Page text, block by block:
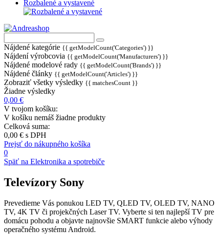
Rozbalené a vystavené
Nájdené kategórie {{ getModelCount('Categories') }}
Nájdení výrobcovia {{ getModelCount('Manufacturers') }}
Nájdené modelové rady {{ getModelCount('Brands') }}
Nájdené články {{ getModelCount('Articles') }}
Zobraziť všetky výsledky {{ matchesCount }}
Žiadne výsledky
0,00 €
V tvojom košíku:
V košíku nemáš žiadne produkty
Celková suma:
0,00 € s DPH
Prejsť do nákupného košíka
0
Späť na Elektronika a spotrebiče
Televízory Sony
Prevedieme Vás ponukou LED TV, QLED TV, OLED TV, NANO
TV, 4K TV či projekčných Laser TV. Vyberte si ten najlepší TV pre
domácu pohodu a objavte najnovšie SMART funkcie alebo výhody
operačného systému Android.